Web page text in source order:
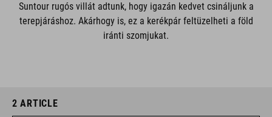
Suntour rugós villát adtunk, hogy igazán kedvet csináljunk a
terepjáráshoz. Akárhogy is, ez a kerékpár feltüzelheti a föld
iránti szomjukat.
2 ARTICLE